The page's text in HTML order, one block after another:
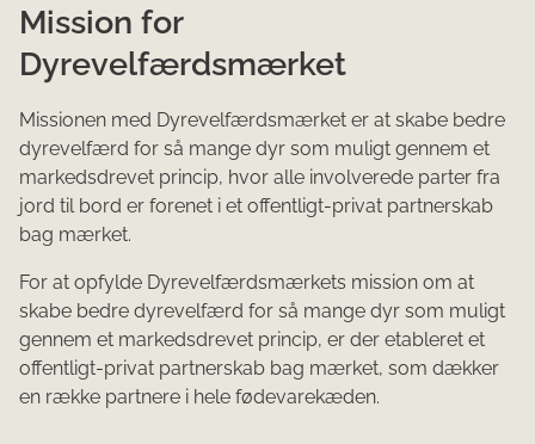
Mission for
Dyrevelfærdsmærket
Missionen med Dyrevelfærdsmærket er at skabe bedre
dyrevelfærd for så mange dyr som muligt gennem et
markedsdrevet princip, hvor alle involverede parter fra
jord til bord er forenet i et offentligt-privat partnerskab
bag mærket.
For at opfylde Dyrevelfærdsmærkets mission om at
skabe bedre dyrevelfærd for så mange dyr som muligt
gennem et markedsdrevet princip, er der etableret et
offentligt-privat partnerskab bag mærket, som dækker
en række partnere i hele fødevarekæden.